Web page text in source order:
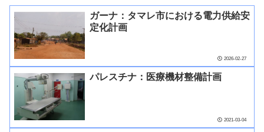
ガーナ：タマレ市における電力供給安
定化計画
2026-02-27
パレスチナ：医療機材整備計画
2021-03-04